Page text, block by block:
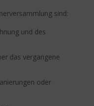
sind:
und des
das vergangene
oder